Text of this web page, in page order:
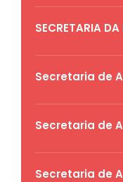
SECRETARIA DA
Secretaria de
Secretaria de
Secretaria de